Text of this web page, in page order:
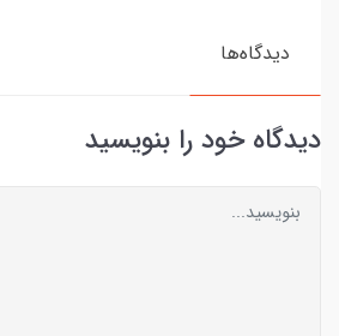
دیدگاه‌ها
دیدگاه خود را بنویسید